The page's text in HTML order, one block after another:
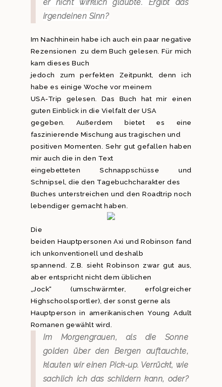
er nicht wirklich glaubte. Ergibt das
irgendeinen Sinn?
Im Nachhinein habe ich auch ein paar negative
Rezensionen zu dem Buch gelesen. Für mich
kam dieses Buch
jedoch zum perfekten Zeitpunkt, denn ich
habe es einige Woche vor meinem
USA-Trip gelesen. Das Buch hat mir einen
guten Einblick in die Vielfalt der USA
gegeben. Außerdem bietet es eine
faszinierende Mischung aus tragischen und
positiven Momenten. Sehr gut gefallen haben
mir auch die in den Text
eingebetteten Schnappschüsse und
Schnipsel, die den Tagebuchcharakter des
Buches unterstreichen und den Roadtrip noch
lebendiger gemacht haben.
Die
beiden Hauptpersonen Axi und Robinson fand
ich unkonventionell und deshalb
spannend. Z.B. sieht Robinson zwar gut aus,
aber entspricht nicht dem üblichen
„Jock“ (umschwärmter, erfolgreicher
Highschoolsportler), der sonst gerne als
Hauptperson in amerikanischen Young Adult
Romanen gewählt wird.
Im Morgengrauen, als die Sonne
golden über den Bergen auftauchte,
klauten wir einen Pick-up. Verrückt, wie
sachlich ich das schildern kann, oder?